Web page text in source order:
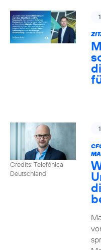
Credits: Telefónica
Deutschland